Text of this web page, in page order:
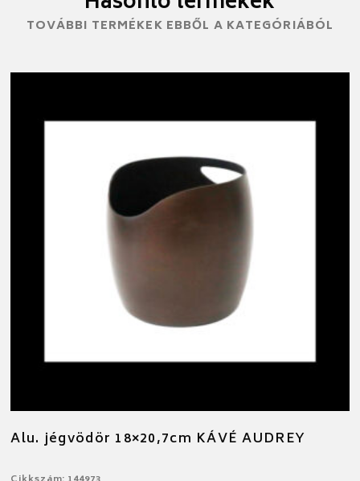
TOVÁBBI TERMÉKEK EBBŐL A KATEGÓRIÁBÓL
Alu. jégvödör 18×20,7cm KÁVÉ AUDREY